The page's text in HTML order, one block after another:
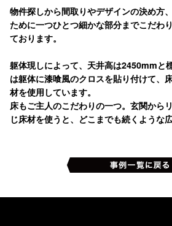
物件探しから間取りやデザインの決め方
ために一つひとつ細かな部分までこだわ
ております。
躯体現しによって、天井高は2450mmと
は躯体に漆喰風のクロスを貼り付けて、
材を使用しています。
床もご主人のこだわりの一つ。玄関から
じ床材を使うと、どこまでも続くような